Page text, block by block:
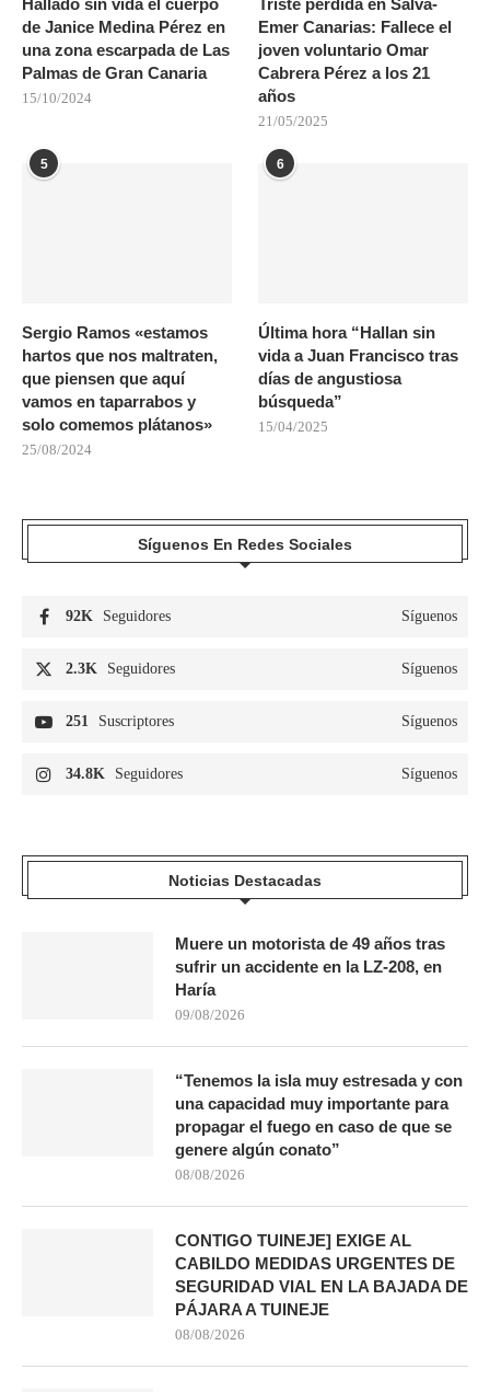
Hallado sin vida el cuerpo
de Janice Medina Pérez en
una zona escarpada de Las
Palmas de Gran Canaria
15/10/2024
Triste pérdida en Salva-
Emer Canarias: Fallece el
joven voluntario Omar
Cabrera Pérez a los 21
años
21/05/2025
5
Sergio Ramos «estamos
hartos que nos maltraten,
que piensen que aquí
vamos en taparrabos y
solo comemos plátanos»
25/08/2024
6
Última hora “Hallan sin
vida a Juan Francisco tras
días de angustiosa
búsqueda”
15/04/2025
Síguenos En Redes Sociales
92K Seguidores Síguenos
2.3K Seguidores Síguenos
251 Suscriptores Síguenos
34.8K Seguidores Síguenos
Noticias Destacadas
Muere un motorista de 49 años tras
sufrir un accidente en la LZ-208, en
Haría
09/08/2026
“Tenemos la isla muy estresada y con
una capacidad muy importante para
propagar el fuego en caso de que se
genere algún conato”
08/08/2026
CONTIGO TUINEJE] EXIGE AL
CABILDO MEDIDAS URGENTES DE
SEGURIDAD VIAL EN LA BAJADA DE
PÁJARA A TUINEJE
08/08/2026